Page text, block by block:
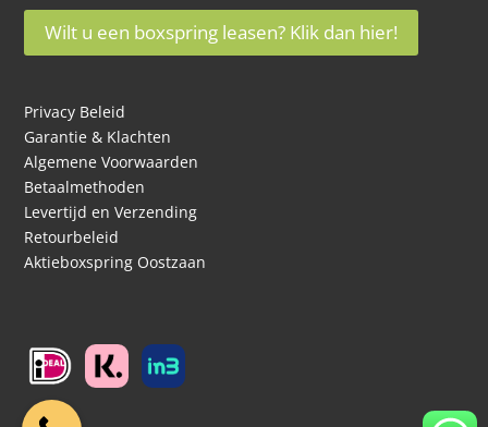
Wilt u een boxspring leasen? Klik dan hier!
Privacy Beleid
Garantie & Klachten
Algemene Voorwaarden
Betaalmethoden
Levertijd en Verzending
Retourbeleid
Aktieboxspring Oostzaan